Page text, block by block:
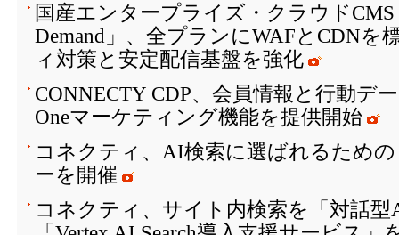
国産エンタープライズ・クラウドCMS
Demand」、全プランにWAFとCDNを
ィ対策と安定配信基盤を強化
CONNECTY CDP、会員情報と行動デ
Oneマーケティング機能を提供開始
コネクティ、AI検索に選ばれるため
ーを開催
コネクティ、サイト内検索を「対話